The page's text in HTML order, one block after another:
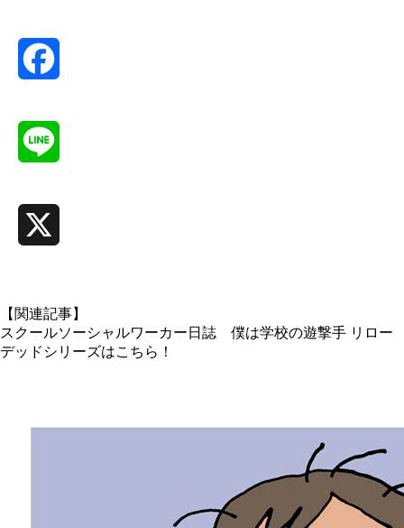
【関連記事】
スクールソーシャルワーカー日誌 僕は学校の遊撃手 リロー
デッドシリーズはこちら！